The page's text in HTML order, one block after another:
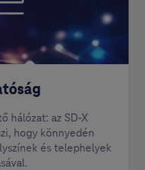
hálózat: az SD-X
hogy könnyedén
és telephelyek